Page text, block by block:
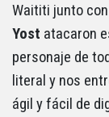
Waititi junto con
Yost atacaron
personaje de
literal y nos
ágil y fácil de